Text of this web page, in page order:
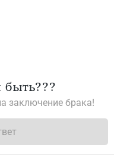
заключение брака!